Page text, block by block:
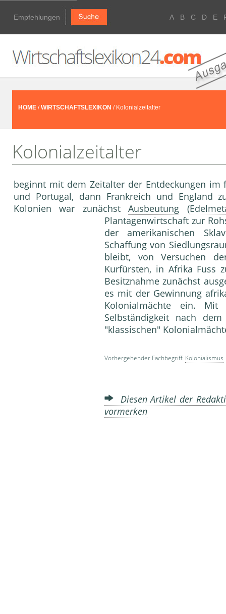
Empfehlungen A B C D E
HOME /WIRTSCHAFTSLEXIKON / Kolonialzeitalter
Kolonialzeitalter
beginnt mit dem Zeitalter der Entdeckungen im
und Portugal, dann Frankreich und England
Kolonien war zunächstAusbeutung (
Plantagenwirtschaft zur
der amerikanischen
Schaffung von
bleibt, von Versuchen
Kurfürsten, in Afrika Fuss
Besitznahme zunächst
es mit der Gewinnung
Kolonialmächte ein.
Selbständigkeit nach
"klassischen"
Vorhergehender Fachbegriff: Kolonialismus
Diesen Artikel der
vormerken